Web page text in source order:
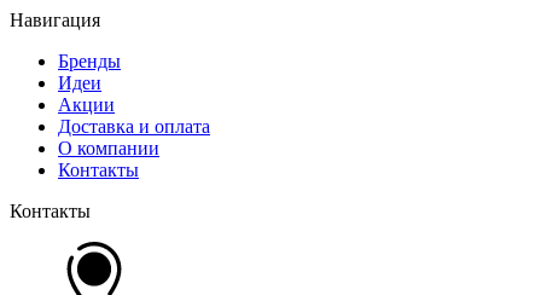
Навигация
Бренды
Идеи
Акции
Доставка и оплата
О компании
Контакты
Контакты